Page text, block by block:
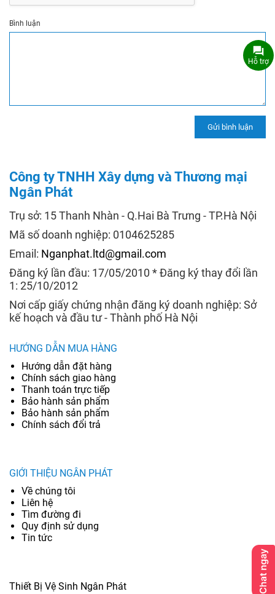
Bình luận
Công ty TNHH Xây dựng và Thương mại
Ngân Phát
Trụ sở: 15 Thanh Nhàn - Q.Hai Bà Trưng - TP.Hà Nội
Mã số doanh nghiệp: 0104625285
Email: Nganphat.ltd@gmail.com
Đăng ký lần đầu: 17/05/2010 * Đăng ký thay đổi lần
1: 25/10/2012
Nơi cấp giấy chứng nhận đăng ký doanh nghiệp: Sở
kế hoạch và đầu tư - Thành phố Hà Nội
HƯỚNG DẪN MUA HÀNG
Hướng dẫn đặt hàng
Chính sách giao hàng
Thanh toán trực tiếp
Bảo hành sản phẩm
Bảo hành sản phẩm
Chính sách đổi trả
GIỚI THIỆU NGÂN PHÁT
Về chúng tôi
Liên hệ
Tìm đường đi
Quy định sử dụng
Tin tức
Thiết Bị Vệ Sinh Ngân Phát
Hỗ trợ